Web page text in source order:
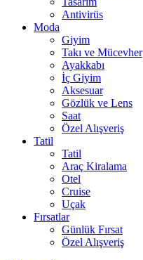
Antivirüs
Moda
Giyim
Takı ve Mücevher
Ayakkabı
İç Giyim
Aksesuar
Gözlük ve Lens
Saat
Özel Alışveriş
Tatil
Tatil
Araç Kiralama
Otel
Cruise
Uçak
Fırsatlar
Günlük Fırsat
Özel Alışveriş